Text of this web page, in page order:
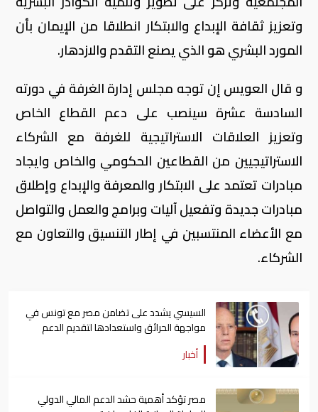
وتعزيز ثقافة الإبداع والابتكار انطلاقا من الإيمان بأن
المورد البشري هو الذي يصنع التقدم والازدهار.
و قال العويس إن توجه مجلس إدارة الغرفة في دورته
السادسة عشرة سينصب على دعم القطاع الخاص
وتعزيز العلاقات الاستراتيجية للغرفة مع الشركاء
الاستراتيجيين من القطاعين الحكومي والخاص وايجاد
مبادرات تعتمد على الابتكار والمعرفة والإبداع وإطلاق
مبادرات جديدة وتفعيل آليات وبرامج والعمل والتواصل
مع الأعضاء المنتسبين في إطار التنسيق والتعاون مع
الشركاء.
السيسي يشدد على تضامن مصر مع تونس في
مواجهة الحرائق واستعدادها لتقديم الدعم
أخبار
مصر تؤكد أهمية حشد الدعم المالي الدولي